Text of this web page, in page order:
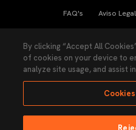
FAQ's Aviso Legal
Ley Transparencia
By clicking “Accept All
of cookies on your device to
analyze site usage, and assist